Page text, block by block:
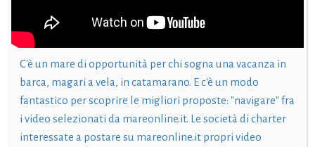
C'è un mare di opportunità per chi sogna una vacanza in
barca, magari a vela, in catamarano. E c'è un modo
fantastico per scoprire le migliori proposte: "navigare" fra
i video selezionati da mareonline.it. Le società di charter
interessate a postare su mareonline.it propri video